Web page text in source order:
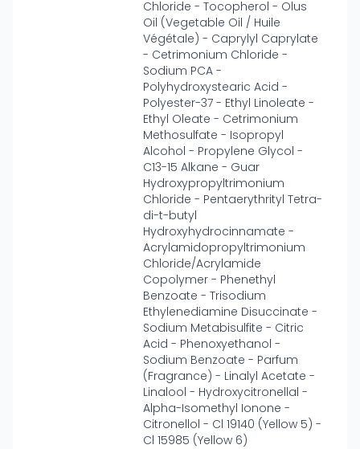
Chloride - Tocopherol - Olus
Oil (Vegetable Oil / Huile
Végétale) - Caprylyl Caprylate
- Cetrimonium Chloride -
Sodium PCA -
Polyhydroxystearic Acid -
Polyester-37 - Ethyl Linoleate -
Ethyl Oleate - Cetrimonium
Methosulfate - Isopropyl
Alcohol - Propylene Glycol -
C13-15 Alkane - Guar
Hydroxypropyltrimonium
Chloride - Pentaerythrityl Tetra-
di-t-butyl
Hydroxyhydrocinnamate -
Acrylamidopropyltrimonium
Chloride/Acrylamide
Copolymer - Phenethyl
Benzoate - Trisodium
Ethylenediamine Disuccinate -
Sodium Metabisulfite - Citric
Acid - Phenoxyethanol -
Sodium Benzoate - Parfum
(Fragrance) - Linalyl Acetate -
Linalool - Hydroxycitronellal -
Alpha-Isomethyl Ionone -
Citronellol - Cl 19140 (Yellow 5) -
Cl 15985 (Yellow 6)